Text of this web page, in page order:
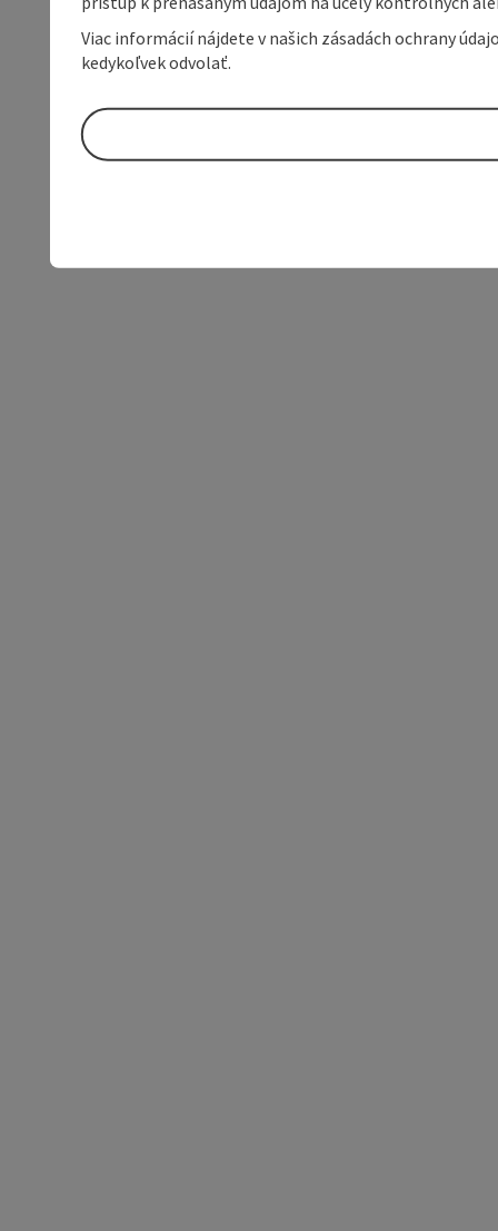
Viac informácií nájdete v našich zásadách ochrany
kedykoľvek odvolať.